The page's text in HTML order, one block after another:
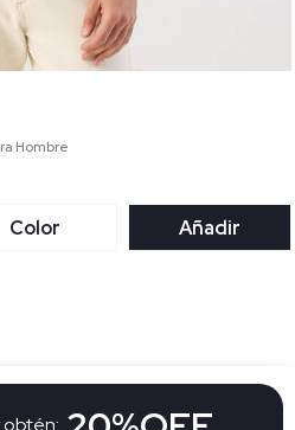
Hombre
Color Añadir
obtén: